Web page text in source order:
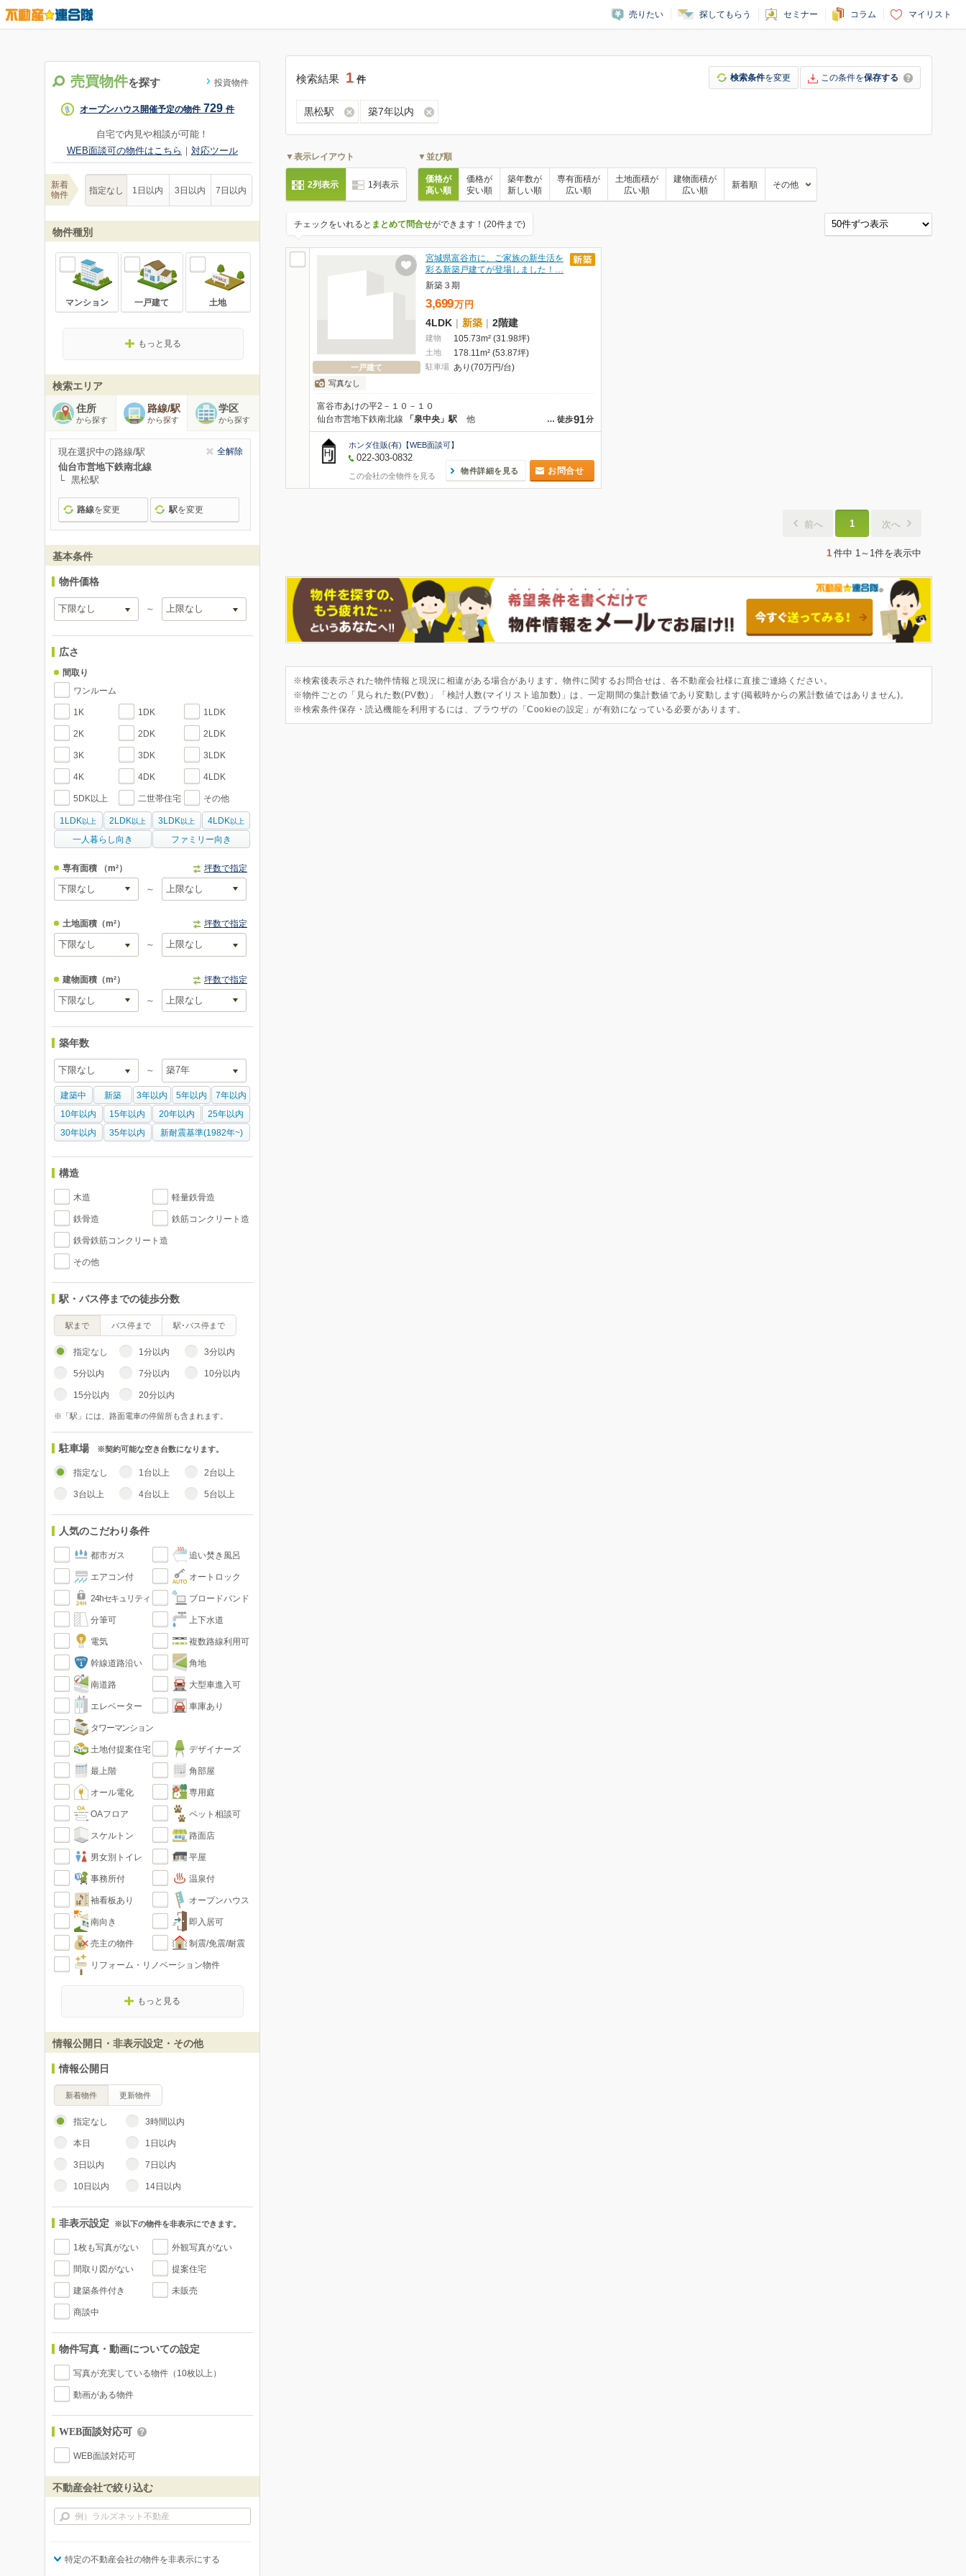
売りたい 探してもらう セミナー コラム マイリスト
売買物件を探す 投資物件
オープンハウス開催予定の物件 729 件
自宅で内見や相談が可能！
WEB面談可の物件はこちら ｜ 対応ツール
新着
物件
指定なし 1日以内 3日以内 7日以内
物件種別
マンション 一戸建て 土地
もっと見る
検索エリア
住所
から探す
路線/駅
から探す
学区
から探す
現在選択中の路線/駅 全解除
仙台市営地下鉄南北線
黒松駅
路線を変更 駅を変更
基本条件
物件価格
～
広さ
間取り
ワンルーム
1K 1DK 1LDK
2K 2DK 2LDK
3K 3DK 3LDK
4K 4DK 4LDK
5DK以上 二世帯住宅 その他
1LDK 以上 2LDK 以上 3LDK 以上 4LDK 以上
一人暮らし向き ファミリー向き
専有面積 （m²） 坪数で指定
～
土地面積（m²） 坪数で指定
～
建物面積（m²） 坪数で指定
～
築年数
～
建築中 新築 3年以内 5年以内
7年以内
10年以内
15年以内 20年以内
25年以内
30年以内
35年以内 新耐震基準(1982年~)
構造
木造 軽量鉄骨造
鉄骨造 鉄筋コンクリート造
鉄骨鉄筋コンクリート造
その他
駅・バス停までの徒歩分数
駅まで バス停まで 駅･バス停まで
指定なし 1分以内 3分以内
5分以内 7分以内 10分以内
15分以内 20分以内
※「駅」には、路面電車の停留所も含まれます。
駐車場 ※契約可能な空き台数になります。
指定なし 1台以上 2台以上
3台以上 4台以上 5台以上
人気のこだわり条件
都市ガス 追い焚き風呂
エアコン付 オートロック
24hセキュリティ ブロードバンド
分筆可 上下水道
電気 複数路線利用可
幹線道路沿い 角地
南道路 大型車進入可
エレベーター 車庫あり
タワーマンション
土地付提案住宅 デザイナーズ
最上階 角部屋
オール電化 専用庭
OAフロア ペット相談可
スケルトン 路面店
男女別トイレ 平屋
事務所付 温泉付
袖看板あり オープンハウス
南向き 即入居可
売主の物件 制震/免震/耐震
リフォーム・リノベーション物件
もっと見る
情報公開日・非表示設定・その他
情報公開日
新着物件 更新物件
指定なし 3時間以内
本日 1日以内
3日以内 7日以内
10日以内 14日以内
非表示設定 ※以下の物件を非表示にできます。
1枚も写真がない 外観写真がない
間取り図がない 提案住宅
建築条件付き 未販売
商談中
物件写真・動画についての設定
写真が充実している物件（10枚以上）
動画がある物件
WEB面談対応可
WEB面談対応可
不動産会社で絞り込む
特定の不動産会社の物件を非表示にする
検索結果 1 件 検索条件を変更 この条件を保存する
黒松駅 築7年以内
▼表示レイアウト
2列表示 1列表示
▼並び順
価格が
高い順
価格が
安い順
築年数が
新しい順
専有面積が
広い順
土地面積が
広い順
建物面積が
広い順
新着順 その他
チェックをいれると まとめて問合せができます！(20件まで)
一戸建て
写真なし
宮城県富谷市に、ご家族の新生活を
彩る新築戸建てが登場しました！…
新築３期
3,699万 円
4LDK | 新築 | 2階建
建物 105.73m² (31.98坪)
土地 178.11m² (53.87坪)
駐車場 あり(70万円/台)
富谷市あけの平2－１０－１０
… 徒歩91分
仙台市営地下鉄南北線 「泉中央」駅 他
ホンダ住販(有)【WEB面談可】
022-303-0832
この会社の全物件を見る
物件詳細を見る お問合せ
前へ 1 次へ
1 件中 1～1件を表示中
※検索後表示された物件情報と現況に相違がある場合があります。物件に関するお問合せは、各不動産会社様に直接ご連絡ください。
※物件ごとの「見られた数(PV数)」「検討人数(マイリスト追加数)」は、一定期間の集計数値であり変動します(掲載時からの累計数値ではありません)。
※検索条件保存・読込機能を利用するには、ブラウザの「Cookieの設定」が有効になっている必要があります。